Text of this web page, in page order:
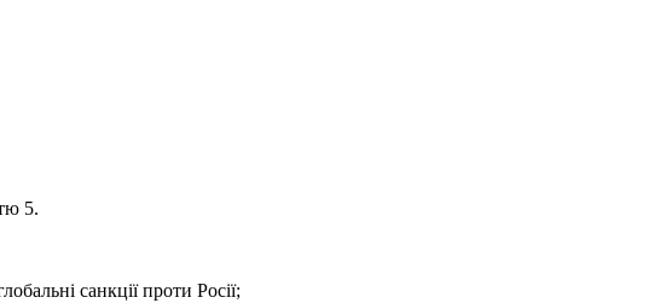
5.
санкції проти Росії;